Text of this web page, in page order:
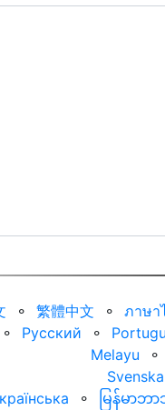
⚬ 繁體中文 ⚬ ภาษา
⚬ Русский ⚬
Melayu
⚬
Svenska
⚬ မြန်မာဘ